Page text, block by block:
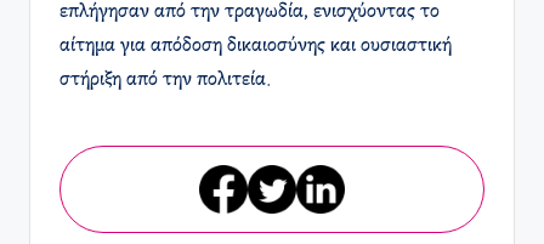
επλήγησαν από την τραγωδία, ενισχύοντας το
αίτημα για απόδοση δικαιοσύνης και ουσιαστική
στήριξη από την πολιτεία.